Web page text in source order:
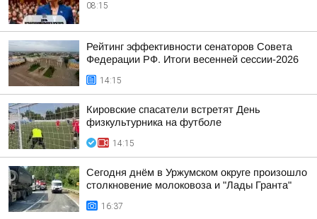
08:15
Рейтинг эффективности сенаторов Совета
Федерации РФ. Итоги весенней сессии-2026
14:15
Кировские спасатели встретят День
физкультурника на футболе
14:15
Сегодня днём в Уржумском округе произошло
столкновение молоковоза и "Лады Гранта"
16:37